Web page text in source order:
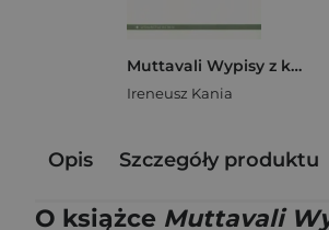
Muttavali Wypisy z ksiąg starobuddyjskich
Ireneusz Kania
Opis Szczegóły produktu
O książce Muttavali